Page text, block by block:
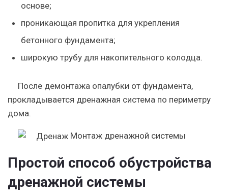
основе;
проникающая пропитка для укрепления
бетонного фундамента;
широкую трубу для накопительного колодца.
После демонтажа опалубки от фундамента,
прокладывается дренажная система по периметру
дома.
Монтаж дренажной системы
Простой способ обустройства
дренажной системы